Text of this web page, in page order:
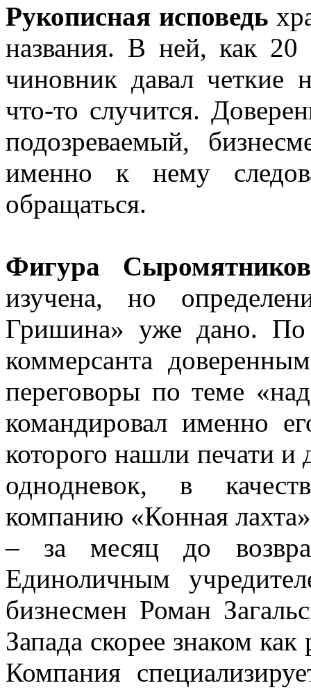
Рукописная исповедь
названия. В ней, как 20
чиновник давал четкие
что-то случится.
подозреваемый,
именно к нему
обращаться.
Фигура
изучена, но
Гришина» уже дано. По
коммерсанта
переговоры по теме
командировал именно
которого нашли печати
однодневок, в
компанию «Конная
– за месяц до
Единоличным
бизнесмен Роман
Запада скорее знаком
Компания